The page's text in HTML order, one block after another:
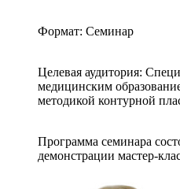
Формат: Семинар
Целевая аудитория:
медицинским
методикой контурной
Программа семинара
демонстрации мастер-